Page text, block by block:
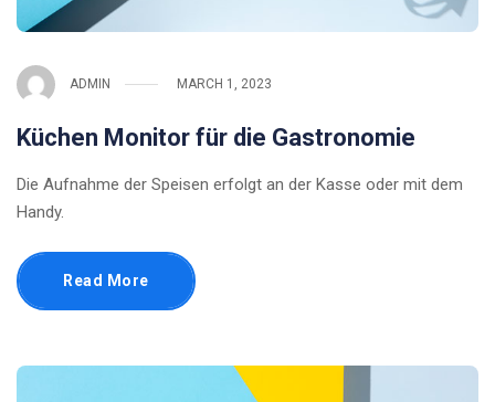
ADMIN MARCH 1, 2023
Küchen Monitor für die Gastronomie
Die Aufnahme der Speisen erfolgt an der Kasse oder mit dem
Handy.
Read More